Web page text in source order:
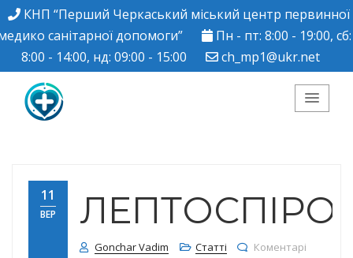
КНП “Перший Черкаський міський центр первинної
санітарної допомоги”
Пн - пт: 8:00 - 19:00, сб:
8:00 - 14:00, нд: 09:00 - 15:00
ch_mp1@ukr.net
Черкаський міський
центр ПМСД"
11
ВЕР
Gonchar Vadim Статті
Коментарі